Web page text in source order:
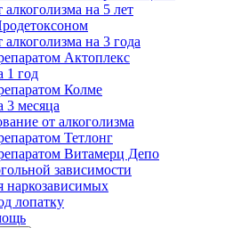
на 5 лет
на 3 года
Актоплекс
1 год
Колме
3 месяца
от алкоголизма
Тетлонг
Витамерц Депо
зависимости
наркозависимых
лопатку